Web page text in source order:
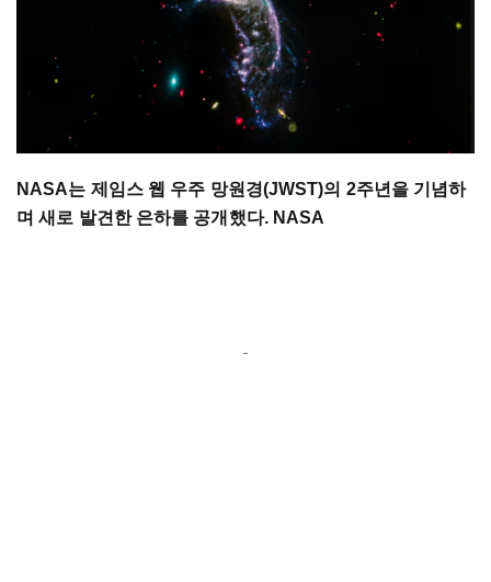
NASA는 제임스 웹 우주 망원경(JWST)의 2주년을 기념하
며 새로 발견한 은하를 공개했다. NASA